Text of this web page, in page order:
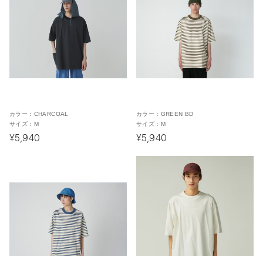
カラー： CHARCOAL
サイズ： M
¥5,940
カラー： GREEN BD
サイズ： M
¥5,940